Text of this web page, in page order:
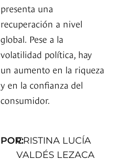
presenta una
recuperación a nivel
global. Pese a la
volatilidad política, hay
un aumento en la riqueza
y en la confianza del
consumidor.
POR:CRISTINA LUCÍA
VALDÉS LEZACA